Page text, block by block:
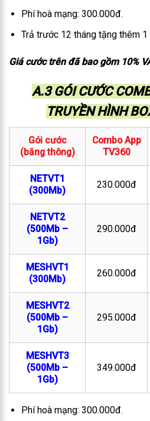
Phí hoà mạng: 300.000đ.
Trả trước 12 tháng tặng thêm 1
Giá cước trên đã bao gồm 10%
A.3 GÓI CƯỚC
TRUYỀN HÌNH
Gói cước
(băng thông)
Combo App
TV360
NETVT1
(300Mb)
230.000đ
NETVT2
(500Mb –
1Gb)
290.000đ
MESHVT1
(300Mb)
260.000đ
MESHVT2
(500Mb –
1Gb)
295.000đ
MESHVT3
(500Mb –
1Gb)
349.000đ
Phí hoà mạng: 300.000đ.